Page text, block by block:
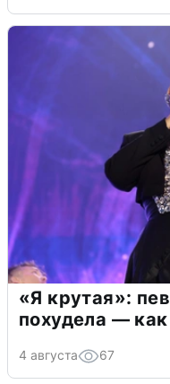
«Я крутая»:
похудела —
4 августа 67